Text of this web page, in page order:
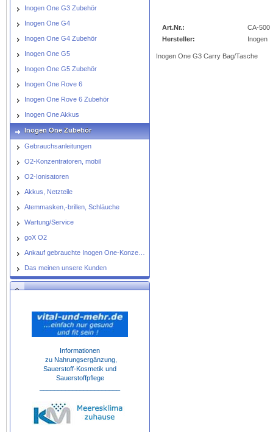
Inogen One G3 Zubehör
Inogen One G4
Inogen One G4 Zubehör
Inogen One G5
Inogen One G5 Zubehör
Inogen One Rove 6
Inogen One Rove 6 Zubehör
Inogen One Akkus
Inogen One Zubehör
Gebrauchsanleitungen
O2-Konzentratoren, mobil
O2-Ionisatoren
Akkus, Netzteile
Atemmasken,-brillen, Schläuche
Wartung/Service
goX O2
Ankauf gebrauchte Inogen One-Konzentratoren
Das meinen unsere Kunden
Informationen
zu Nahrungsergänzung,
Sauerstoff-Kosmetik und
Sauerstoffpflege
Art.Nr.:
CA-500
Hersteller:
Inogen
Inogen One G3 Carry Bag/Tasche